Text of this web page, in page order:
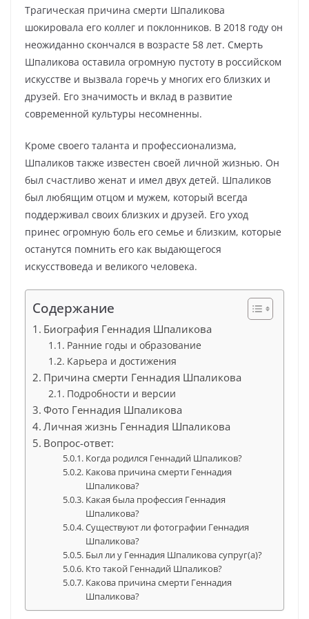
Трагическая причина смерти Шпаликова
шокировала его коллег и поклонников. В 2018 году он
неожиданно скончался в возрасте 58 лет. Смерть
Шпаликова оставила огромную пустоту в российском
искусстве и вызвала горечь у многих его близких и
друзей. Его значимость и вклад в развитие
современной культуры несомненны.
Кроме своего таланта и профессионализма,
Шпаликов также известен своей личной жизнью. Он
был счастливо женат и имел двух детей. Шпаликов
был любящим отцом и мужем, который всегда
поддерживал своих близких и друзей. Его уход
принес огромную боль его семье и близким, которые
останутся помнить его как выдающегося
искусствоведа и великого человека.
Содержание
Биография Геннадия Шпаликова
Ранние годы и образование
Карьера и достижения
Причина смерти Геннадия Шпаликова
Подробности и версии
Фото Геннадия Шпаликова
Личная жизнь Геннадия Шпаликова
Вопрос-ответ:
Когда родился Геннадий Шпаликов?
Какова причина смерти Геннадия
Шпаликова?
Какая была профессия Геннадия
Шпаликова?
Существуют ли фотографии Геннадия
Шпаликова?
Был ли у Геннадия Шпаликова супруг(а)?
Кто такой Геннадий Шпаликов?
Какова причина смерти Геннадия
Шпаликова?